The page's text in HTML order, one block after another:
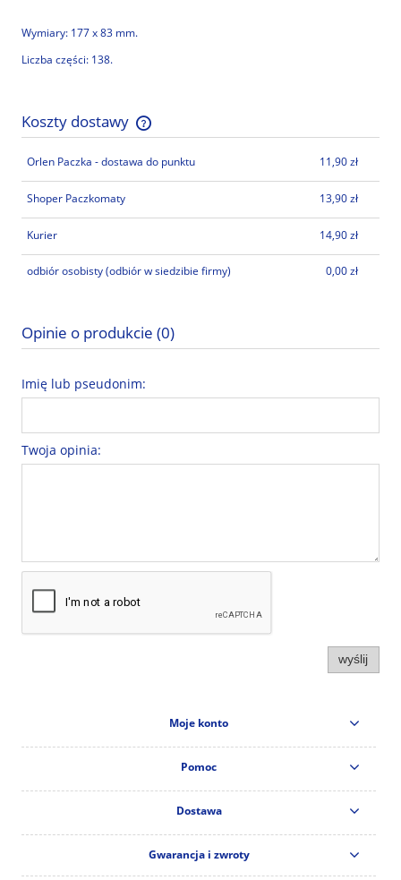
Wymiary: 177 x 83 mm.
Liczba części: 138.
Koszty dostawy
Cena nie zawiera ewentualnych kosztów płatności
Orlen Paczka - dostawa do punktu 11,90 zł
Shoper Paczkomaty 13,90 zł
Kurier 14,90 zł
odbiór osobisty(odbiór w siedzibie firmy) 0,00 zł
Opinie o produkcie (0)
Imię lub pseudonim:
Twoja opinia:
wyślij
Moje konto
Pomoc
Dostawa
Gwarancja i zwroty